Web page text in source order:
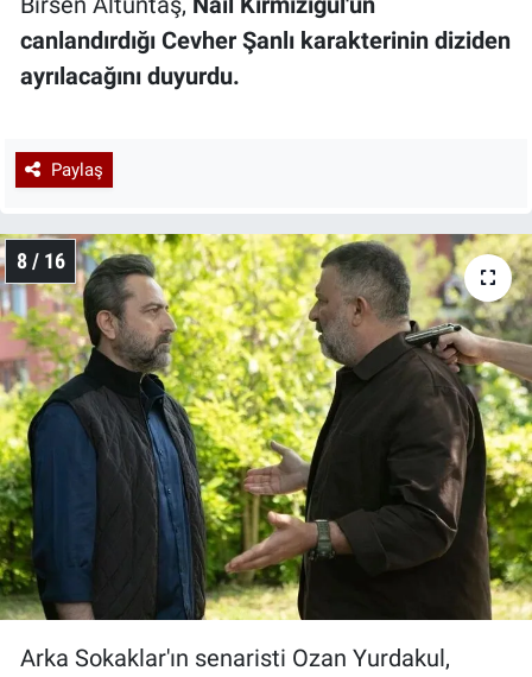
canlandırdığı Cevher Şanlı karakterinin diziden
ayrılacağını duyurdu.
Paylaş
8 / 16
Arka Sokaklar'ın senaristi Ozan Yurdakul,